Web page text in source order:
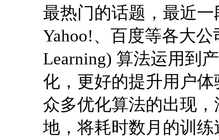
最热门的话题，最近一
Yahoo!、百度等各大
Learning) 算法运用到
化，更好的提升用户
众多优化算法的出现
地，将耗时数月的训